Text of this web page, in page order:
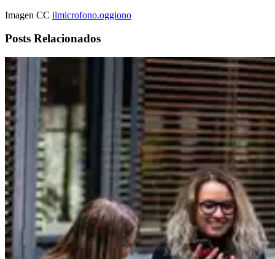
Imagen CC ilmicrofono.oggiono
Posts Relacionados